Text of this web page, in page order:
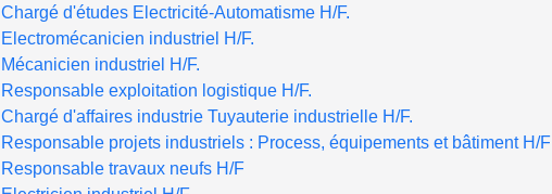
Chargé d'études Electricité-Automatisme H/F.
Electromécanicien industriel H/F.
Mécanicien industriel H/F.
Responsable exploitation logistique H/F.
Chargé d'affaires industrie Tuyauterie industrielle H/F.
Responsable projets industriels : Process, équipements et bâtiment H/F
Responsable travaux neufs H/F